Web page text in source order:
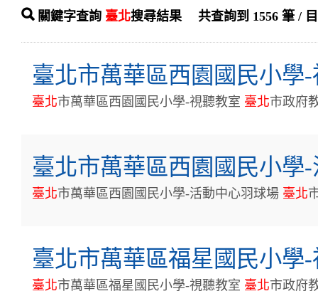
關鍵字查詢 臺北搜尋結果 共查詢到 1556 筆 / 目
臺北市萬華區西園國民小學
臺北市萬華區西園國民小學-視聽教室 臺北市政府
臺北市萬華區西園國民小學
臺北市萬華區西園國民小學-活動中心羽球場 臺北
臺北市萬華區福星國民小學
臺北市萬華區福星國民小學-視聽教室 臺北市政府